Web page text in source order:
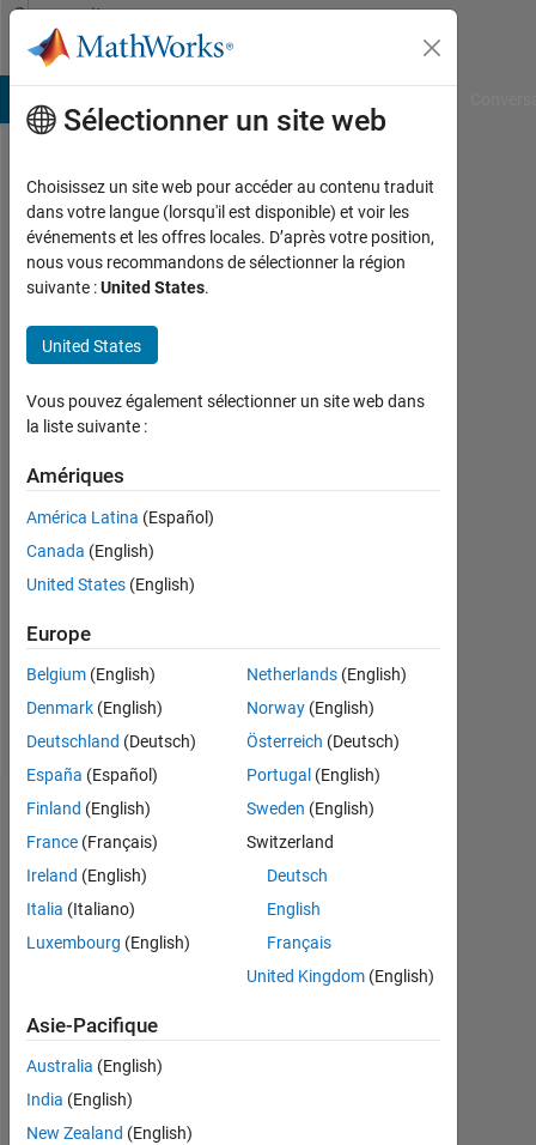
Passer au contenu
Community
Profile
DARLINGTON
ETAJE
Last
presque
3 ans il
|
depuis
2019
Followers:
0
Follow
Tableau de bord
Statistiques
MATLAB Answers
CONTRIBUTIONS 10
8
Sélectionner un site web
Choisissez un site web pour accéder au contenu traduit
dans votre langue (lorsqu'il est disponible) et voir les
événements et les offres locales. D’après votre position,
nous vous recommandons de sélectionner la région
suivante :United States.
United States
Vous pouvez également sélectionner un site web dans
la liste suivante :
Amériques
América Latina (Español)
Canada (English)
United States (English)
Europe
Belgium (English)
Denmark (English)
Deutschland (Deutsch)
España (Español)
Finland (English)
France (Français)
Ireland (English)
Italia (Italiano)
Luxembourg (English)
Netherlands(English)
Norway(English)
Österreich (Deutsch)
Portugal (English)
Sweden (English)
Switzerland
Deutsch
English
Français
United Kingdom(English)
Asie-Pacifique
Australia (English)
India (English)
New Zealand (English)